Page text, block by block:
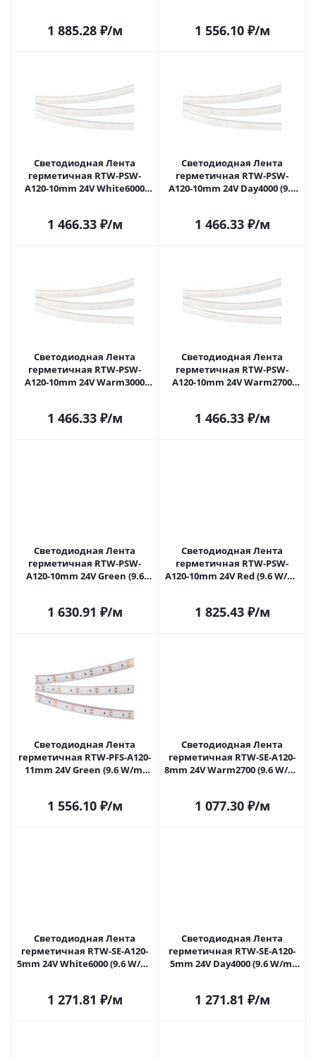
1 885.28₽/м
Самаре
1 556.10₽/м
Светодиодная Лента
герметичная RTW-PSW-
A120-10mm 24V White6000
Самаре
1 466.33₽/м
Светодиодная Лента
герметичная RTW-PSW-
A120-10mm 24V Day4000 (9.6
1 466.33₽/м
Светодиодная Лента
герметичная RTW-PSW-
A120-10mm 24V Warm3000
Самаре
1 466.33₽/м
Светодиодная Лента
герметичная RTW-PSW-
A120-10mm 24V Warm2700
Самаре
1 466.33₽/м
Светодиодная Лента
герметичная RTW-PSW-
A120-10mm 24V Green (9.6
1 630.91 ₽/м
Светодиодная Лента
герметичная RTW-PSW-
A120-10mm 24V Red (9.6 W/m,
1 825.43₽/м
Светодиодная Лента
герметичная RTW-PFS-A120-
11mm 24V Green (9.6 W/m,
1 556.10₽/м
Светодиодная Лента
герметичная RTW-SE-A120-
8mm 24V Warm2700 (9.6 W/m,
1 077.30₽/м
Светодиодная Лента
герметичная RTW-SE-A120-
5mm 24V White6000 (9.6 W/m,
1 271.81 ₽/м
Светодиодная Лента
герметичная RTW-SE-A120-
5mm 24V Day4000 (9.6 W/m,
1 271.81 ₽/м